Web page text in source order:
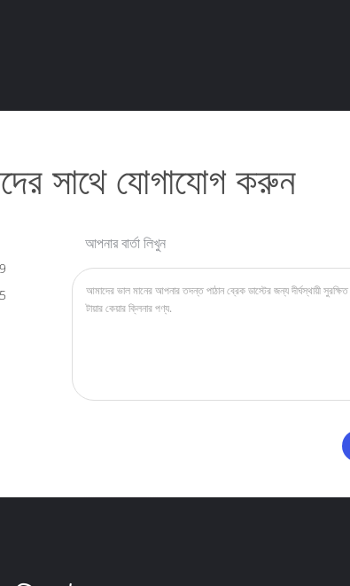
সাথে যোগাযোগ করুন
আপনার বার্তা লিখুন